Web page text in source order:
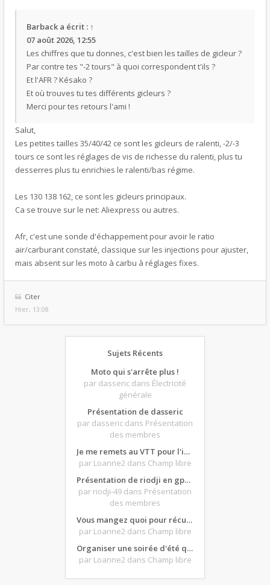
Barback a écrit : ↑
07 août 2026, 12:55
Les chiffres que tu donnes, c'est bien les tailles de gicleur ?
Par contre tes "-2 tours" à quoi correspondent t'ils ?
Et l'AFR ? Késako ?
Et où trouves tu tes différents gicleurs ?
Merci pour tes retours l'ami !
Salut,
Les petites tailles 35/40/42 ce sont les gicleurs de ralenti, -2/-3
tours ce sont les réglages de vis de richesse du ralenti, plus tu
desserres plus tu enrichies le ralenti/bas régime.
Les 130 138 162, ce sont les gicleurs principaux.
Ca se trouve sur le net: Aliexpress ou autres.
Afr, c'est une sonde d'échappement pour avoir le ratio
air/carburant constaté, classique sur les injections pour ajuster,
mais absent sur les moto à carbu à réglages fixes.
Citer
Hier, 13:08
Sujets Récents
Moto qui s'arrête plus !
par dasseric dans Électricité
générale
Présentation de dasseric
par dasseric dans Présentation
des membres
Je me remets au VTT pour l'intersaison, version électrique
par Loanne2 dans Champ libre
Présentation de riodji en gpz500
par riodji-49 dans Présentation
des membres
Vous mangez quoi pour récupérer après une grosse journée de moto ?
par Loanne2 dans Champ libre
Organiser une soirée d'été qui claque : vos bons plans matos ?
par Loanne2 dans Champ libre